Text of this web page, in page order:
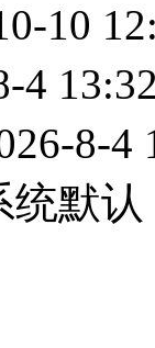
10
4
8-4
统默认